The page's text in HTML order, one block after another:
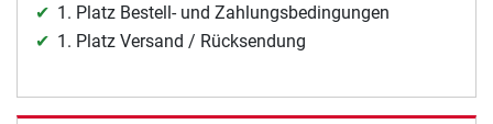
1. Platz Bestell- und Zahlungsbedingungen
1. Platz Versand / Rücksendung